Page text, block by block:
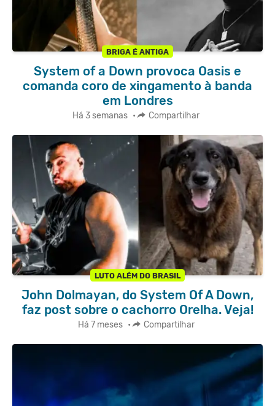
BRIGA É ANTIGA
System of a Down provoca Oasis e
comanda coro de xingamento à banda
em Londres
Há 3 semanas • Compartilhar
LUTO ALÉM DO BRASIL
John Dolmayan, do System Of A Down,
faz post sobre o cachorro Orelha. Veja!
Há 7 meses • Compartilhar